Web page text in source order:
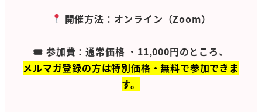
開催方法：オンライン（Zoom）
🎟 参加費：通常価格 ・11,000円のところ、
メルマガ登録の方は特別価格・無料で参加できま
す。